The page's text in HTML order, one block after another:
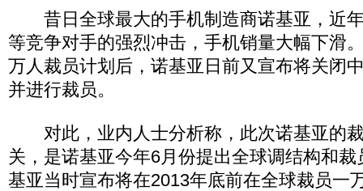
昔日全球最大的手机制造商诺基亚，近
等竞争对手的强烈冲击，手机销量大幅下滑
万人裁员计划后，诺基亚日前又宣布将关闭
并进行裁员。
对此，业内人士分析称，此次诺基亚的
关，是诺基亚今年6月份提出全球调结构和
基亚当时宣布将在2013年底前在全球裁员一